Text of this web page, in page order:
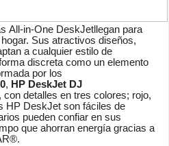
All-in-One DeskJetllegan para
Sus atractivos diseños,
a cualquier estilo de
discreta como un elemento
por los
, HP DeskJet DJ
, con detalles en tres colores; rojo,
HP DeskJet son fáciles de
pueden confiar en sus
que ahorran energía gracias a